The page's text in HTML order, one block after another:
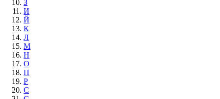
З
И
Й
К
Л
М
Н
О
П
Р
С